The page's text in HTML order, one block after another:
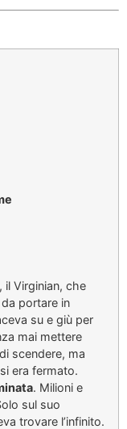
il Virginian, che
portare in
su e giù per
mai mettere
scendere, ma
era fermato.
. Milioni e
sul suo
trovare l’infinito.